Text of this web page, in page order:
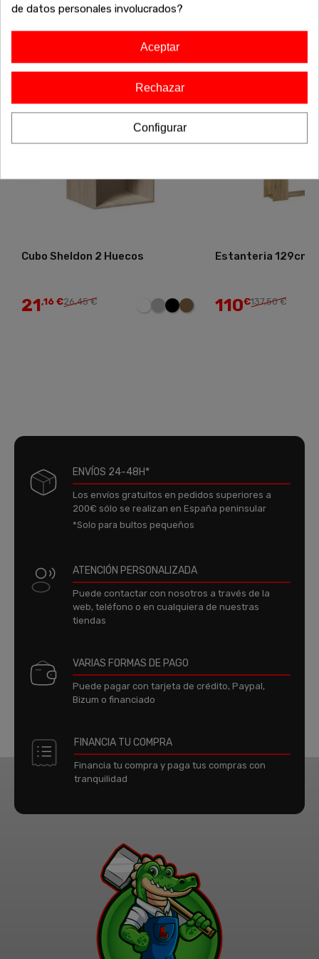
Cubo Sheldon 2 Huecos
21,16 €26,45 €
Estanteria 129cm
110€137,50 €
ENVÍOS 24-48H*
Los envíos gratuitos en pedidos superiores a
200€ sólo se realizan en España peninsular
*Solo para bultos pequeños
ATENCIÓN PERSONALIZADA
Puede contactar con nosotros a través de la
web, teléfono o en cualquiera de nuestras
tiendas
VARIAS FORMAS DE PAGO
Puede pagar con tarjeta de crédito, Paypal,
Bizum o financiado
FINANCIA TU COMPRA
Financia tu compra y paga tus compras con
tranquilidad
de datos personales involucrados?
Aceptar
Rechazar
Configurar